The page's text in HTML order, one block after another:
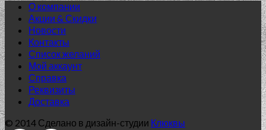
Нет в наличии
О компании
Акции & Скидки
Новости
Контакты
Список желаний
Мой аккаунт
Справка
Реквизиты
Доставка
© 2014 Сделано в дизайн-студии Клюквы